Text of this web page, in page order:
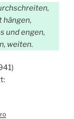
hängen,
und engen,
weiten.